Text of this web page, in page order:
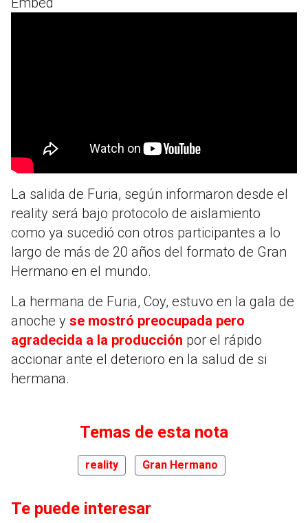
La salida de Furia, según informaron desde el
reality será bajo protocolo de aislamiento
como ya sucedió con otros participantes a lo
largo de más de 20 años del formato de Gran
Hermano en el mundo.
La hermana de Furia, Coy, estuvo en la gala de
anoche y se mostró preocupada pero
agradecida a la producción por el rápido
accionar ante el deterioro en la salud de si
hermana.
Temas de esta nota
reality Gran Hermano
Te puede interesar